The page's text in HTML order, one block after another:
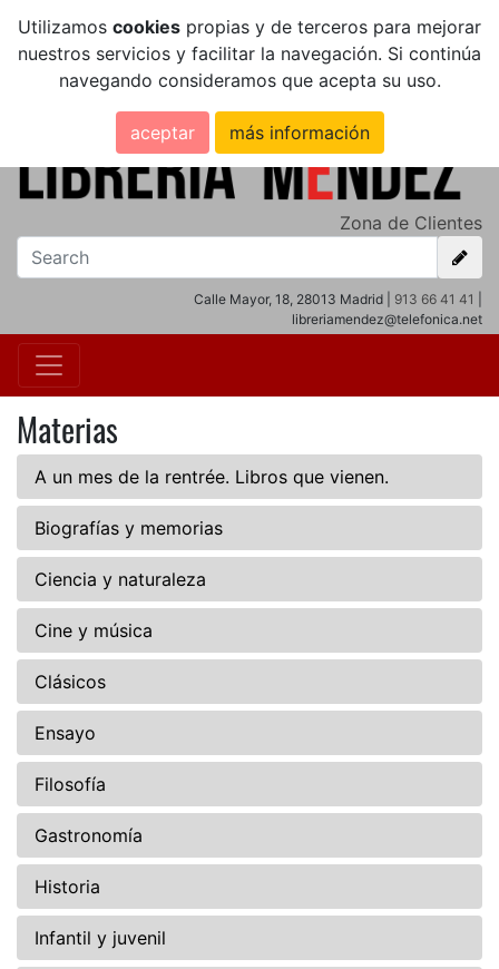
Utilizamos cookies propias y de terceros para mejorar
nuestros servicios y facilitar la navegación. Si continúa
navegando consideramos que acepta su uso.
aceptar más información
Zona de Clientes
Calle Mayor, 18, 28013 Madrid | 913 66 41 41
libreriamendez@telefonica.net
Materias
A un mes de la rentrée. Libros que vienen.
Biografías y memorias
Ciencia y naturaleza
Cine y música
Clásicos
Ensayo
Filosofía
Gastronomía
Historia
Infantil y juvenil